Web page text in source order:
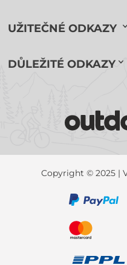
UŽITEČNÉ ODKAZY
DŮLEŽITÉ ODKAZY
Copyright © 2025 |